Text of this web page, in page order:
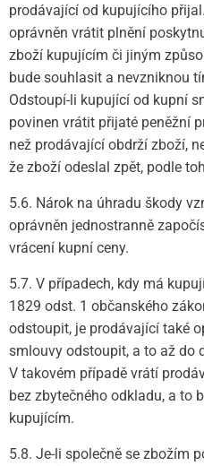
prodávající od kupujícího
oprávněn vrátit plnění
zboží kupujícím či jiným
bude souhlasit a nevzniknou
Odstoupí-li kupující od kupní
povinen vrátit přijaté peněžní
než prodávající obdrží zboží,
že zboží odeslal zpět, podle
5.6. Nárok na úhradu škody
oprávněn jednostranně
vrácení kupní ceny.
5.7. V případech, kdy má
1829 odst. 1 občanského
odstoupit, je prodávající také
smlouvy odstoupit, a to až do
V takovém případě vrátí
bez zbytečného odkladu, a to
kupujícím.
5.8. Je-li společně se zbožím